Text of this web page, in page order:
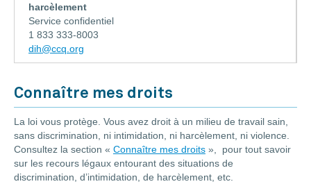
harcèlement
Service confidentiel
1 833 333-8003
dih@ccq.org
Connaître mes droits
La loi vous protège. Vous avez droit à un milieu de travail sain,
sans discrimination, ni intimidation, ni harcèlement, ni violence.
Consultez la section « Connaître mes droits », pour tout savoir
sur les recours légaux entourant des situations de
discrimination, d’intimidation, de harcèlement, etc.